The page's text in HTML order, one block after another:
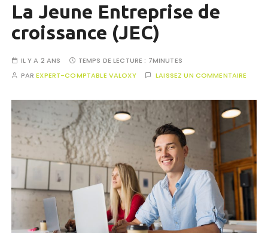
La Jeune Entreprise de
croissance (JEC)
IL Y A 2 ANS TEMPS DE LECTURE : 7MINUTES
PAREXPERT-COMPTABLE VALOXY LAISSEZ UN COMMENTAIRE